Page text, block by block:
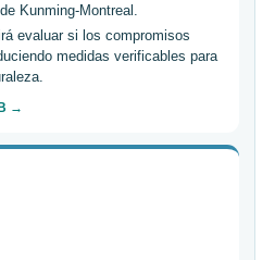
Kunming-Montreal.
evaluar si los compromisos
medidas verificables para
→